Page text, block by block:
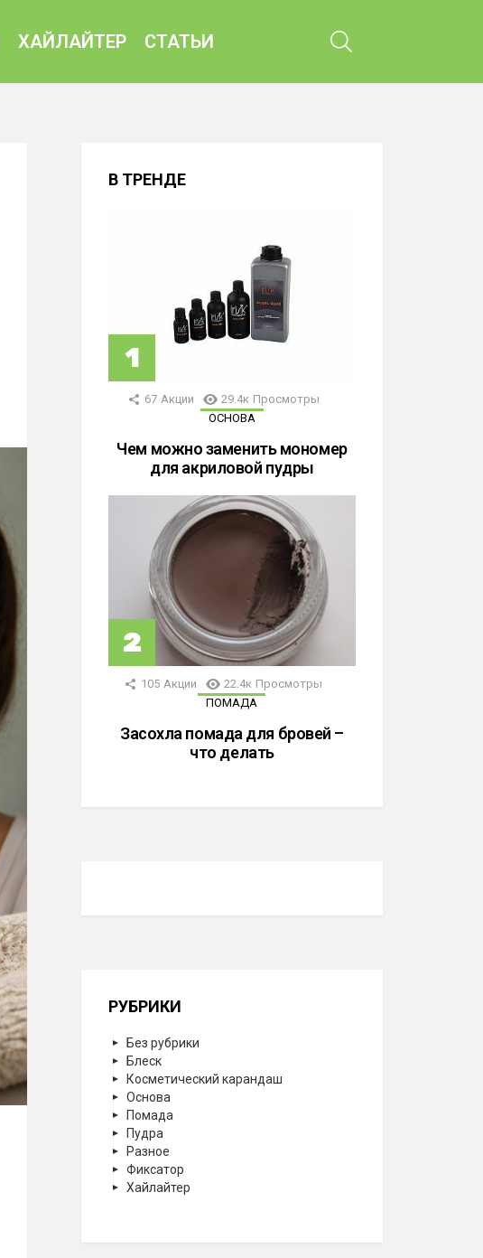
ХАЙЛАЙТЕР СТАТЬИ
В ТРЕНДЕ
67 Акции 29.4к Просмотры
ОСНОВА
Чем можно заменить мономер
для акриловой пудры
105 Акции 22.4к Просмотры
ПОМАДА
Засохла помада для бровей –
что делать
РУБРИКИ
Без рубрики
Блеск
Косметический карандаш
Основа
Помада
Пудра
Разное
Фиксатор
Хайлайтер